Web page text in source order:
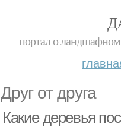
портал о ландшафном
Друг от друга
Какие деревья